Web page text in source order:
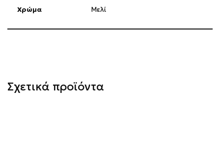
Χρώμα Μελί
Σχετικά προϊόντα